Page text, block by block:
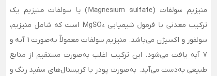
منیزیم سولفات (Magnesium sulfate) یا سولفات منیزیم یک
ترکیب معدنی با فرمول شیمیایی MgSO₄ است که شامل منیزیم،
سولفور و اکسیژن می‌باشد. منیزیم سولفات معمولاٌ به‌صورت 1 آبه و
7 آبه یافت می‌شود. این ترکیب اغلب به‌صورت مستقیم از منابع
طبیعی به‌دست می‌آید. به‌صورت پودر با کریستال‌های سفید رنگ و